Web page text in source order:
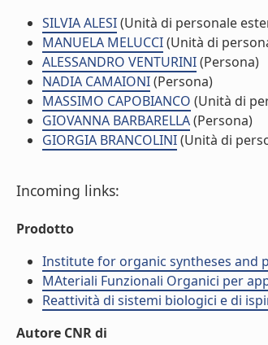
SILVIA ALESI(Unità di personale
MANUELA MELUCCI(Unità di
ALESSANDRO VENTURINI(Persona)
NADIA CAMAIONI(Persona)
MASSIMO CAPOBIANCO (Unità di
GIOVANNA BARBARELLA(Persona)
GIORGIA BRANCOLINI(Unità di
Incoming links:
Prodotto
Institute for organic syntheses and
MAteriali Funzionali Organici per
Reattività di sistemi biologici e di
Autore CNR di